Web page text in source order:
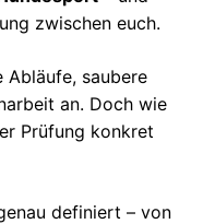
zwischen euch.
Abläufe, saubere
an. Doch wie
Prüfung konkret
definiert – von